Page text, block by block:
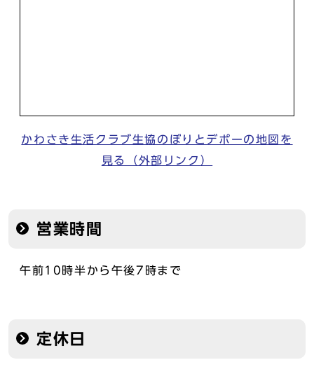
かわさき生活クラブ生協のぼりとデポーの地図を
見る（外部リンク）
営業時間
午前10時半から午後7時まで
定休日